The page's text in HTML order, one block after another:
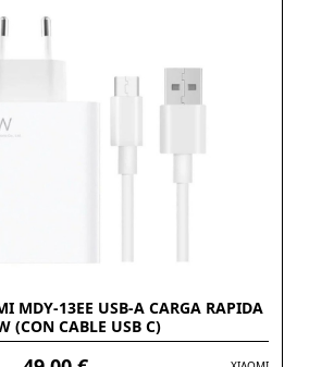
MDY-13EE USB-A CARGA RAPIDA
(CON CABLE USB C)